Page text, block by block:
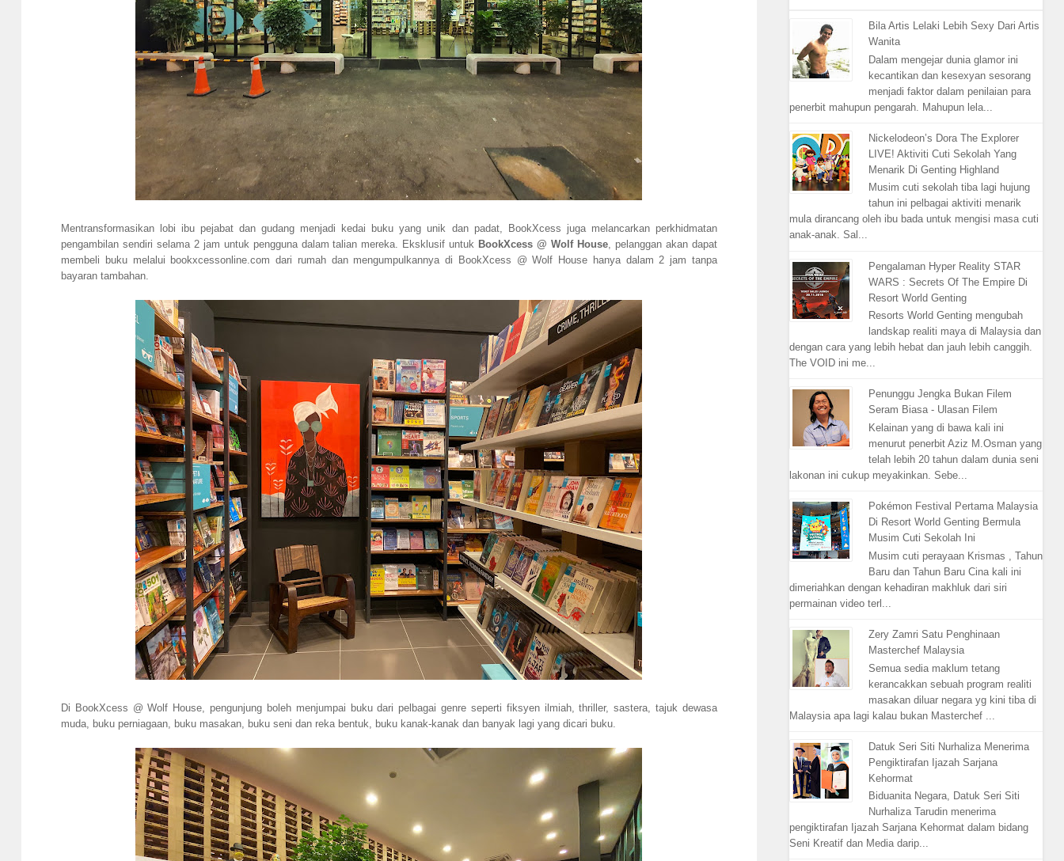
Mentransformasikan lobi ibu pejabat dan gudang menjadi kedai buku yang unik dan padat, BookXcess juga melancarkan perkhidmatan
pengambilan sendiri selama 2 jam untuk pengguna dalam talian mereka. Eksklusif untuk BookXcess @ Wolf House, pelanggan akan dapat
membeli buku melalui bookxcessonline.com dari rumah dan mengumpulkannya di BookXcess @ Wolf House hanya dalam 2 jam tanpa
bayaran tambahan.
Di BookXcess @ Wolf House, pengunjung boleh menjumpai buku dari pelbagai genre seperti fiksyen ilmiah, thriller, sastera, tajuk dewasa
muda, buku perniagaan, buku masakan, buku seni dan reka bentuk, buku kanak-kanak dan banyak lagi yang dicari buku.
Bila Artis Lelaki Lebih Sexy Dari Artis
Wanita
Dalam mengejar dunia glamor ini
kecantikan dan kesexyan sesorang
menjadi faktor dalam penilaian para
penerbit mahupun pengarah. Mahupun lela...
Nickelodeon’s Dora The Explorer
LIVE! Aktiviti Cuti Sekolah Yang
Menarik Di Genting Highland
Musim cuti sekolah tiba lagi hujung
tahun ini pelbagai aktiviti menarik
mula dirancang oleh ibu bada untuk mengisi masa cuti
anak-anak. Sal...
Pengalaman Hyper Reality STAR
WARS : Secrets Of The Empire Di
Resort World Genting
Resorts World Genting mengubah
landskap realiti maya di Malaysia dan
dengan cara yang lebih hebat dan jauh lebih canggih.
The VOID ini me...
Penunggu Jengka Bukan Filem
Seram Biasa - Ulasan Filem
Kelainan yang di bawa kali ini
menurut penerbit Aziz M.Osman yang
telah lebih 20 tahun dalam dunia seni
lakonan ini cukup meyakinkan. Sebe...
Pokémon Festival Pertama Malaysia
Di Resort World Genting Bermula
Musim Cuti Sekolah Ini
Musim cuti perayaan Krismas , Tahun
Baru dan Tahun Baru Cina kali ini
dimeriahkan dengan kehadiran makhluk dari siri
permainan video terl...
Zery Zamri Satu Penghinaan
Masterchef Malaysia
Semua sedia maklum tetang
kerancakkan sebuah program realiti
masakan diluar negara yg kini tiba di
Malaysia apa lagi kalau bukan Masterchef ...
Datuk Seri Siti Nurhaliza Menerima
Pengiktirafan Ijazah Sarjana
Kehormat
Biduanita Negara, Datuk Seri Siti
Nurhaliza Tarudin menerima
pengiktirafan Ijazah Sarjana Kehormat dalam bidang
Seni Kreatif dan Media darip...